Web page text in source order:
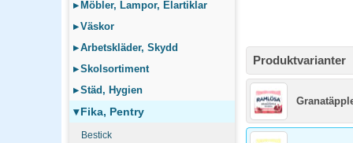
▸ Möbler, Lampor, Elartiklar
▸Väskor
▸Arbetskläder, Skydd
▸Skolsortiment
▸Städ, Hygien
▾Fika, Pentry
Bestick
Produktvarianter